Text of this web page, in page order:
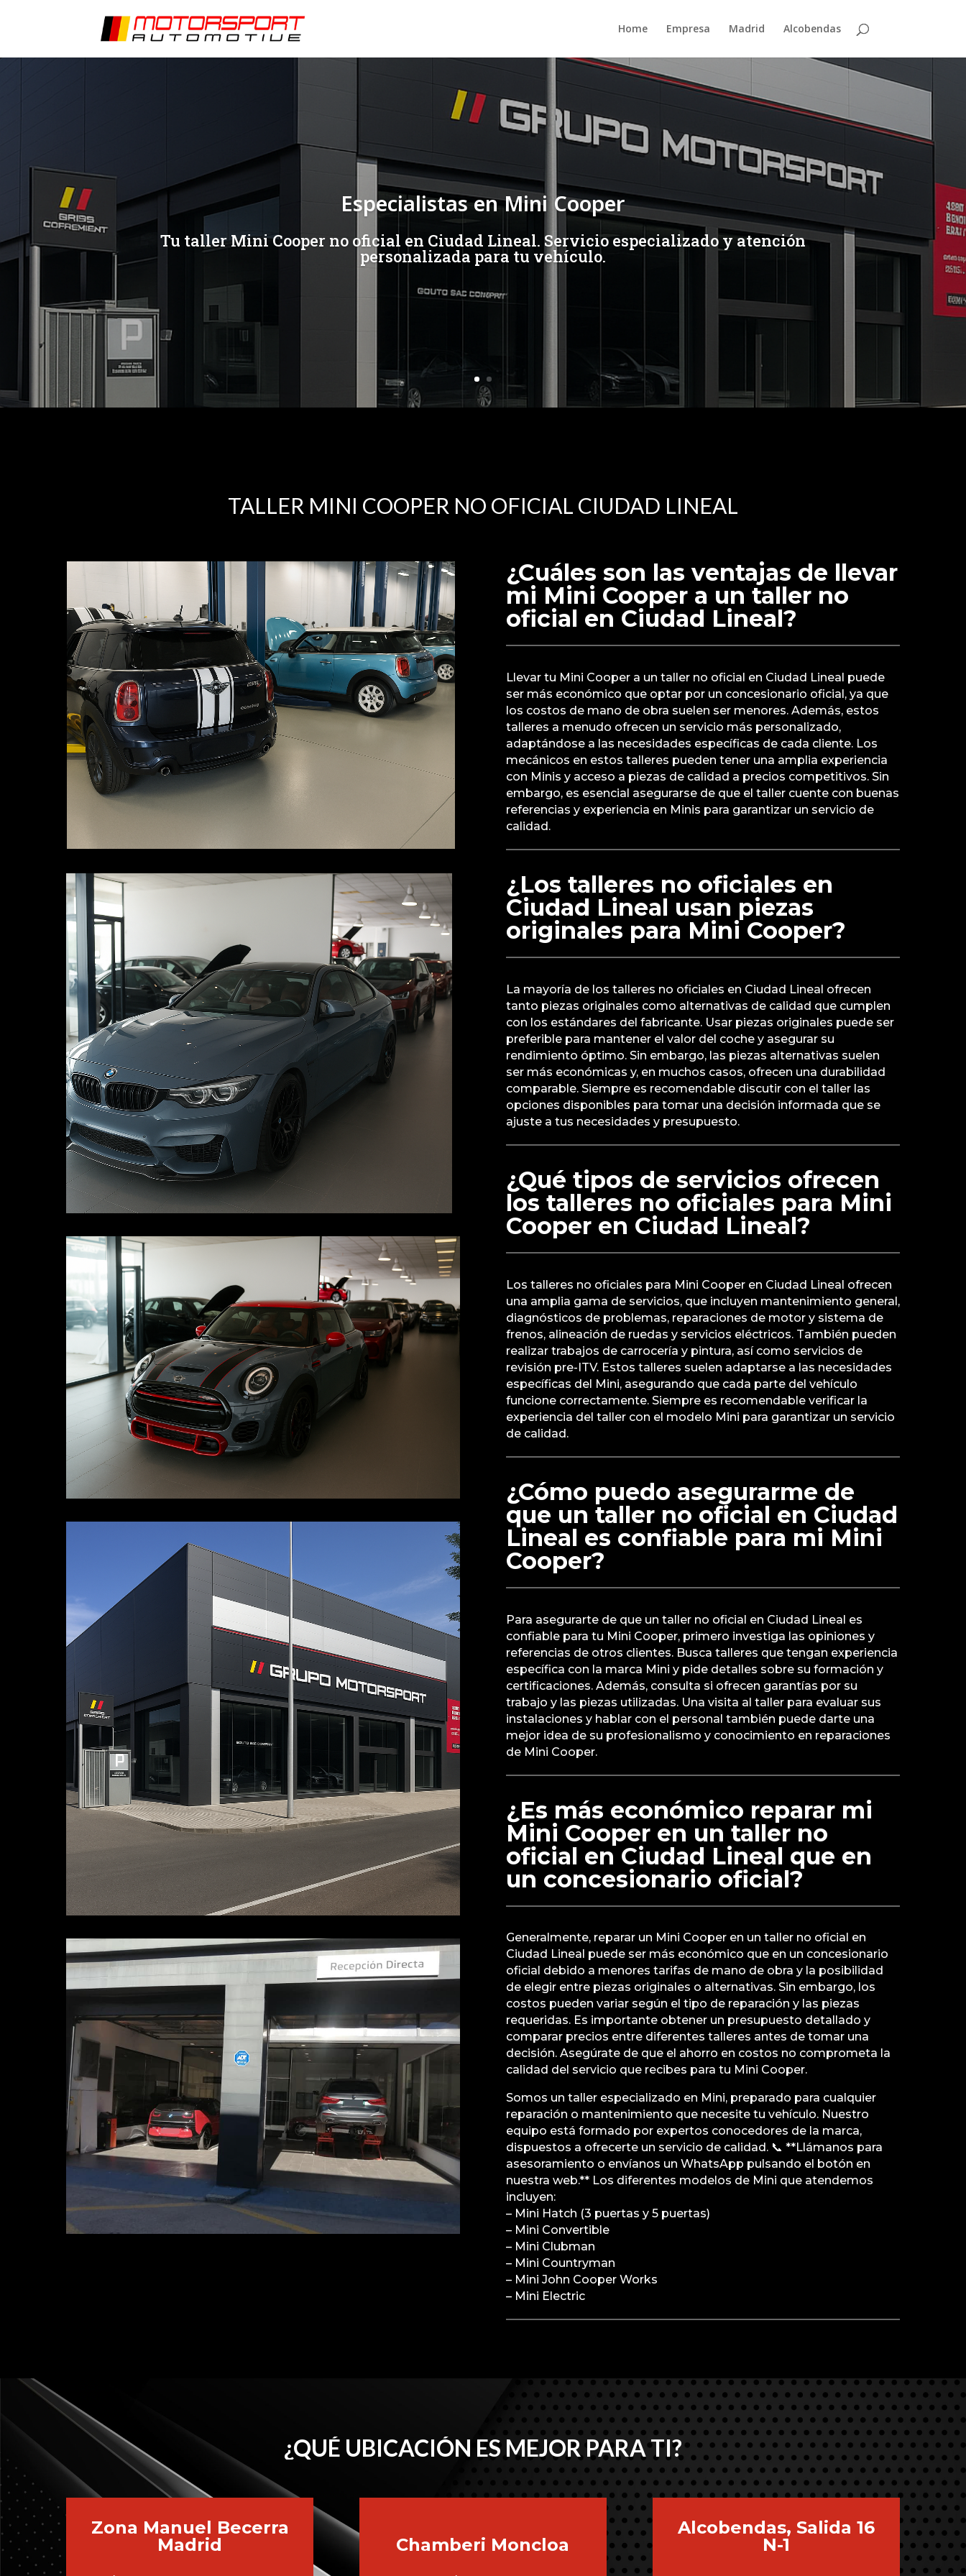
Home Empresa Madrid Alcobendas
Especialistas en Mini Cooper
Tu taller Mini Cooper no oficial en Ciudad Lineal. Servicio especializado y atención
personalizada para tu vehículo.
TALLER MINI COOPER NO OFICIAL CIUDAD LINEAL
¿Cuáles son las ventajas de llevar
mi Mini Cooper a un taller no
oficial en Ciudad Lineal?
Llevar tu Mini Cooper a un taller no oficial en Ciudad Lineal puede
ser más económico que optar por un concesionario oficial, ya que
los costos de mano de obra suelen ser menores. Además, estos
talleres a menudo ofrecen un servicio más personalizado,
adaptándose a las necesidades específicas de cada cliente. Los
mecánicos en estos talleres pueden tener una amplia experiencia
con Minis y acceso a piezas de calidad a precios competitivos. Sin
embargo, es esencial asegurarse de que el taller cuente con buenas
referencias y experiencia en Minis para garantizar un servicio de
calidad.
¿Los talleres no oficiales en
Ciudad Lineal usan piezas
originales para Mini Cooper?
La mayoría de los talleres no oficiales en Ciudad Lineal ofrecen
tanto piezas originales como alternativas de calidad que cumplen
con los estándares del fabricante. Usar piezas originales puede ser
preferible para mantener el valor del coche y asegurar su
rendimiento óptimo. Sin embargo, las piezas alternativas suelen
ser más económicas y, en muchos casos, ofrecen una durabilidad
comparable. Siempre es recomendable discutir con el taller las
opciones disponibles para tomar una decisión informada que se
ajuste a tus necesidades y presupuesto.
¿Qué tipos de servicios ofrecen
los talleres no oficiales para Mini
Cooper en Ciudad Lineal?
Los talleres no oficiales para Mini Cooper en Ciudad Lineal ofrecen
una amplia gama de servicios, que incluyen mantenimiento general,
diagnósticos de problemas, reparaciones de motor y sistema de
frenos, alineación de ruedas y servicios eléctricos. También pueden
realizar trabajos de carrocería y pintura, así como servicios de
revisión pre-ITV. Estos talleres suelen adaptarse a las necesidades
específicas del Mini, asegurando que cada parte del vehículo
funcione correctamente. Siempre es recomendable verificar la
experiencia del taller con el modelo Mini para garantizar un servicio
de calidad.
¿Cómo puedo asegurarme de
que un taller no oficial en Ciudad
Lineal es confiable para mi Mini
Cooper?
Para asegurarte de que un taller no oficial en Ciudad Lineal es
confiable para tu Mini Cooper, primero investiga las opiniones y
referencias de otros clientes. Busca talleres que tengan experiencia
específica con la marca Mini y pide detalles sobre su formación y
certificaciones. Además, consulta si ofrecen garantías por su
trabajo y las piezas utilizadas. Una visita al taller para evaluar sus
instalaciones y hablar con el personal también puede darte una
mejor idea de su profesionalismo y conocimiento en reparaciones
de Mini Cooper.
¿Es más económico reparar mi
Mini Cooper en un taller no
oficial en Ciudad Lineal que en
un concesionario oficial?
Generalmente, reparar un Mini Cooper en un taller no oficial en
Ciudad Lineal puede ser más económico que en un concesionario
oficial debido a menores tarifas de mano de obra y la posibilidad
de elegir entre piezas originales o alternativas. Sin embargo, los
costos pueden variar según el tipo de reparación y las piezas
requeridas. Es importante obtener un presupuesto detallado y
comparar precios entre diferentes talleres antes de tomar una
decisión. Asegúrate de que el ahorro en costos no comprometa la
calidad del servicio que recibes para tu Mini Cooper.
Somos un taller especializado en Mini, preparado para cualquier
reparación o mantenimiento que necesite tu vehículo. Nuestro
equipo está formado por expertos conocedores de la marca,
dispuestos a ofrecerte un servicio de calidad. 📞 **Llámanos para
asesoramiento o envíanos un WhatsApp pulsando el botón en
nuestra web.** Los diferentes modelos de Mini que atendemos
incluyen:
– Mini Hatch (3 puertas y 5 puertas)
– Mini Convertible
– Mini Clubman
– Mini Countryman
– Mini John Cooper Works
– Mini Electric
¿QUÉ UBICACIÓN ES MEJOR PARA TI?
Zona Manuel Becerra
Madrid
Chamberi Moncloa
Alcobendas, Salida 16
N-1